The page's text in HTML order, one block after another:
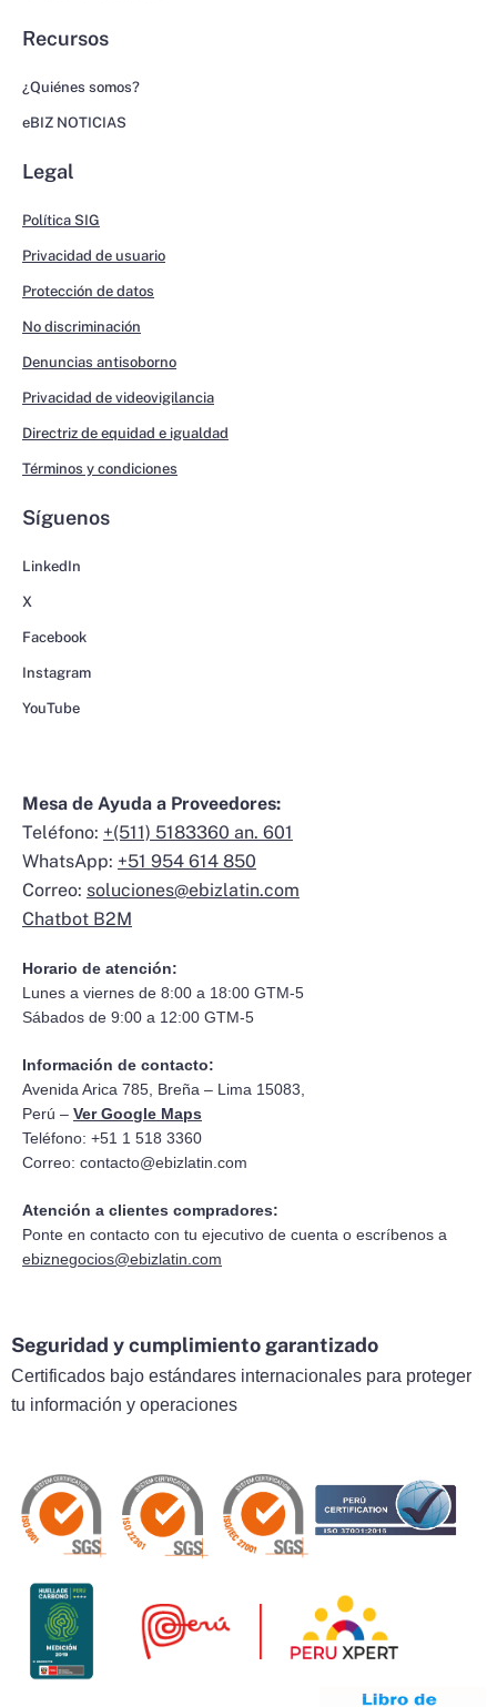
Recursos
¿Quiénes somos?
eBIZ NOTICIAS
Legal
Política SIG
Privacidad de usuario
Protección de datos
No discriminación
Denuncias antisoborno
Privacidad de videovigilancia
Directriz de equidad e igualdad
Términos y condiciones
Síguenos
LinkedIn
X
Facebook
Instagram
YouTube
Mesa de Ayuda a Proveedores:
Teléfono: +(511) 5183360 an. 601
WhatsApp: +51 954 614 850
Correo: soluciones@ebizlatin.com
Chatbot B2M
Horario de atención:
Lunes a viernes de 8:00 a 18:00 GTM-5
Sábados de 9:00 a 12:00 GTM-5
Información de contacto:
Avenida Arica 785, Breña – Lima 15083,
Perú – Ver Google Maps
Teléfono: +51 1 518 3360
Correo: contacto@ebizlatin.com
Atención a clientes compradores:
Ponte en contacto con tu ejecutivo de cuenta o escríbenos a
ebiznegocios@ebizlatin.com
Seguridad y cumplimiento garantizado
Certificados bajo estándares internacionales para proteger
tu información y operaciones